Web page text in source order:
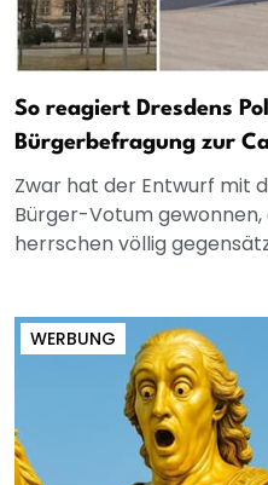
So reagiert Dresdens
Bürgerbefragung zur
Zwar hat der Entwurf mit
Bürger-Votum
herrschen völlig
WERBUNG